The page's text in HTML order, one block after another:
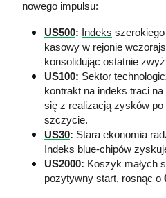
nowego impulsu:
US500: Indeks szerokiego
kasowy w rejonie
konsolidując ostatnie
US100: Sektor
kontrakt na indeks traci
się z realizacją zysków
szczycie.
US30: Stara ekonomia
Indeks blue-chipów
US2000: Koszyk małych
pozytywny start, rosnąc o